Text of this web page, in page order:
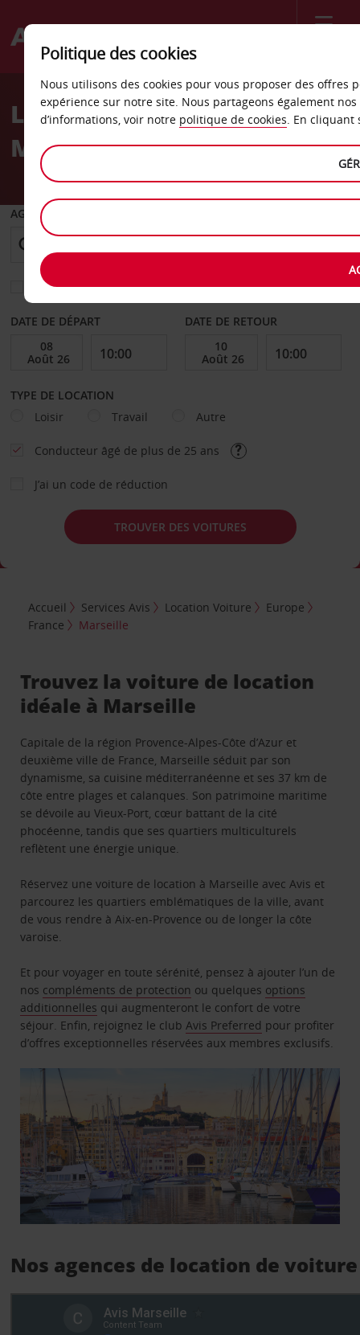
Welcome
AvisLa location de voiture à
Marseille
AGENCE DE DÉPART
Sélectionnez une autre agence de retour
DATE DE DÉPART DATE DE RETOUR
TYPE DE LOCATION
Loisir
Travail Autre
Conducteur âgé de plus de 25 ans
J’ai un code de réduction
TROUVER DES VOITURES
Accueil Services Avis Location Voiture
Europe
France
Marseille
Trouvez la voiture de location
idéale à Marseille
Capitale de la région Provence-Alpes-Côte d’Azur et
deuxième ville de France, Marseille séduit par son
dynamisme, sa cuisine méditerranéenne et ses 37 km de
côte entre plages et calanques. Son patrimoine maritime
se dévoile au Vieux-Port, cœur battant de la cité
phocéenne, tandis que ses quartiers multiculturels
reflètent une énergie unique.
Réservez une voiture de location à Marseille avec Avis et
parcourez les quartiers emblématiques de la ville, avant
de vous rendre à Aix-en-Provence ou de longer la côte
varoise.
Et pour voyager en toute sérénité, pensez à ajouter l’un de
nos compléments de protection ou quelques options
additionnelles qui augmenteront le confort de votre
séjour. Enfin, rejoignez le club Avis Preferred pour profiter
d’offres exceptionnelles réservées aux membres exclusifs.
Nos agences de location de
Politique des cookies
Nous utilisons des cookies pour vous proposer des
expérience sur notre site. Nous partageons également
d’informations, voir notre politique de cookies. En cliquant